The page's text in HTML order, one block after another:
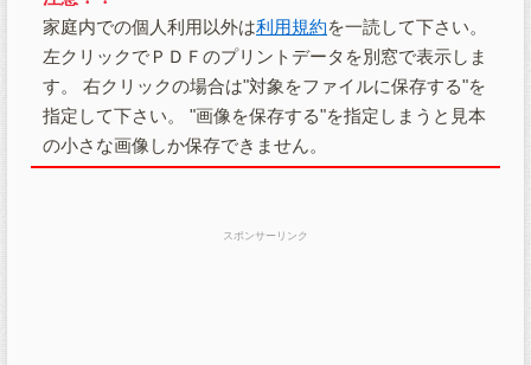
家庭内での個人利用以外は利用規約を一読して下さい。
左クリックでＰＤＦのプリントデータを別窓で表示しま
す。 右クリックの場合は"対象をファイルに保存する"を
指定して下さい。 "画像を保存する"を指定しまうと見本
の小さな画像しか保存できません。
スポンサーリンク